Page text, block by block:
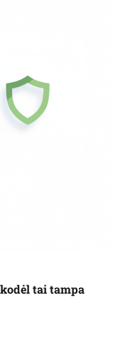
tai tampa